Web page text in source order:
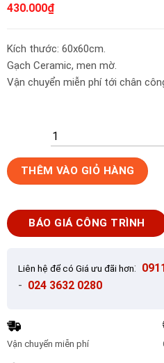
430.000₫
Kích thước: 60x60cm.
Gạch Ceramic, men mờ.
Vận chuyển miễn phí tới chân
Gạch
lát
80x80
KIS
lượng
THÊM VÀO GIỎ HÀNG
BÁO GIÁ CÔNG TRÌNH
Liên hệ để có Giá ưu đãi hơn:
- 024 3632 0280
Vận chuyển miễn phí